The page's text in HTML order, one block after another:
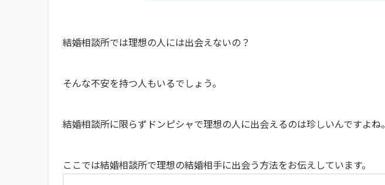
結婚相談所では理想の人には出会えないの？
そんな不安を持つ人もいるでしょう。
結婚相談所に限らずドンピシャで理想の人に出会えるのは珍しいんですよね。
ここでは結婚相談所で理想の結婚相手に出会う方法をお伝えしています。